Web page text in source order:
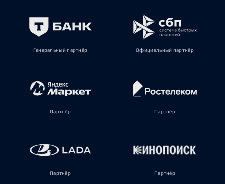
Генеральный партнёр Официальный партнёр
Партнёр Партнёр
Партнёр Партнёр